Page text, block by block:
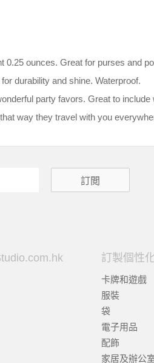
0.25 ounces. Great for purses and
durability and shine. Waterproof.
party favors. Great to
way they travel with you
訂製個性
卡牌和遊戲
服裝
袋
電子用品
配飾
家居及辦公